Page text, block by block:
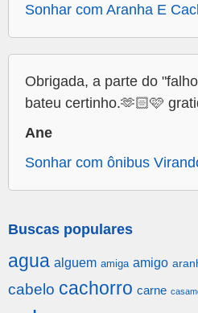
Sonhar com Aranha E
Obrigada, a parte do
bateu certinho.🫶🏻🩷
Ane
Sonhar com ônibus
Buscas populares
agua alguem amiga amigo
cabelo cachorro carne